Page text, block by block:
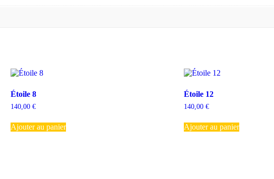
Étoile 8
140,00€
Ajouter au panier
Étoile 12
140,00 €
Ajouter au panier